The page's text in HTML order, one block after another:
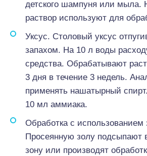
детского шампуня или мыла.
раствор используют для
Уксус. Столовый уксус
запахом. На 10 л воды
средства. Обрабатывают
3 дня в течение 3 недель.
применять нашатырный
10 мл аммиака.
Обработка с использованием
Просеянную золу подсыпают
зону или производят